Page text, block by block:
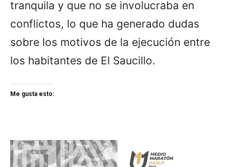
tranquila y que no se involucraba en
conflictos, lo que ha generado dudas
sobre los motivos de la ejecución entre
los habitantes de El Saucillo.
Me gusta esto: